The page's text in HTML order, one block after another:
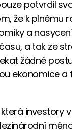
potvrdil
že k plnému
a
a tak ze
žádné
ekonomice
investory